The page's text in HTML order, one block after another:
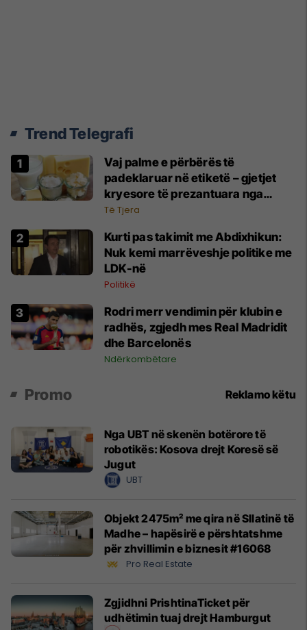
Trend Telegrafi
Vaj palme e përbërës të
padeklaruar në etiketë – gjetjet
kryesore të prezantuara nga
AUV-i pas kontrollit në sektorin e
Të Tjera
Kurti pas takimit me Abdixhikun:
Nuk kemi marrëveshje politike me
LDK-në
Politikë
Rodri merr vendimin për klubin e
radhës, zgjedh mes Real Madridit
dhe Barcelonës
Ndërkombëtare
Promo Reklamo këtu
Nga UBT në skenën botërore të
robotikës: Kosova drejt Koresë së
Jugut
UBT
Objekt 2475m² me qira në Sllatinë të
Madhe – hapësirë e përshtatshme
për zhvillimin e biznesit #16068
Pro Real Estate
Zgjidhni PrishtinaTicket për
udhëtimin tuaj drejt Hamburgut